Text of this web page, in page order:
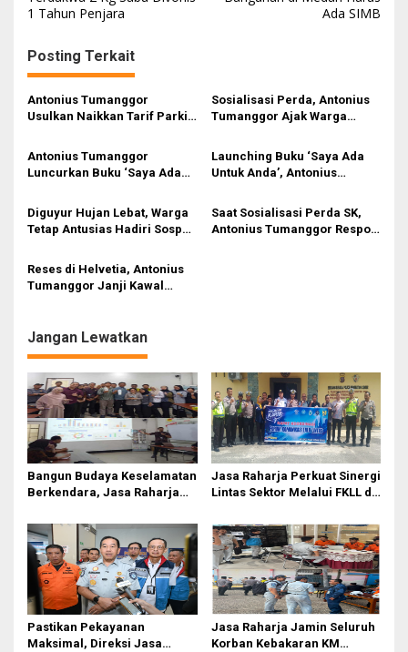
g
a
s
p
o
s
1 Tahun Penjara
Ada SIMB
Posting Terkait
Antonius Tumanggor
Usulkan Naikkan Tarif Parkir:
Empat Rp5 Ribu
Sosialisasi Perda, Antonius
Tumanggor Ajak Warga
Kesehatan di Puskesmas
Antonius Tumanggor
Luncurkan Buku ‘Saya Ada
Parkir yang Jadi Anggota
Dewan
Launching Buku ‘Saya Ada
Untuk Anda’, Antonius
dengan Optimis, Jangan
Putus Asa
Diguyur Hujan Lebat, Warga
Tetap Antusias Hadiri Sosper
Saat Sosialisasi Perda SK,
Antonius Tumanggor Respon
Reses di Helvetia, Antonius
Tumanggor Janji Kawal
Jangan Lewatkan
Bangun Budaya Keselamatan
Berkendara, Jasa Raharja
Pasifik Medan Industri
Jasa Raharja Perkuat Sinergi
Lintas Sektor Melalui FKLL di
Pastikan Pekayanan
Maksimal, Direksi Jasa
Jasa Raharja Jamin Seluruh
Korban Kebakaran KM